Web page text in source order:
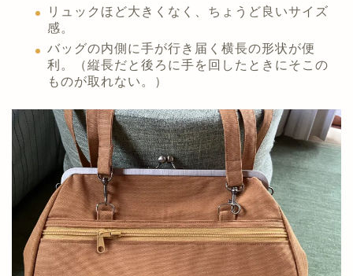
リュックほど大きくなく、ちょうど良いサイズ
感。
バッグの内側に手が行き届く横長の形状が便
利。（縦長だと後ろに手を回したときにそこの
ものが取れない。）